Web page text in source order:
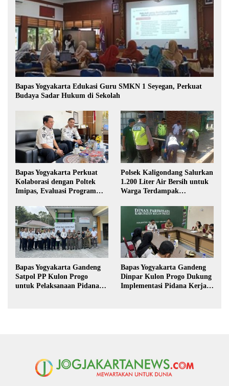
Bapas Yogyakarta Edukasi Guru SMKN 1 Seyegan, Perkuat
Budaya Sadar Hukum di Sekolah
Bapas Yogyakarta Perkuat
Kolaborasi dengan Poltek
Imipas, Evaluasi Program
Polsek Kaligondang Salurkan
1.200 Liter Air Bersih untuk
Warga Terdampak
Bapas Yogyakarta Gandeng
Satpol PP Kulon Progo
untuk Pelaksanaan Pidana
Bapas Yogyakarta Gandeng
Dinpar Kulon Progo Dukung
Implementasi Pidana Kerja